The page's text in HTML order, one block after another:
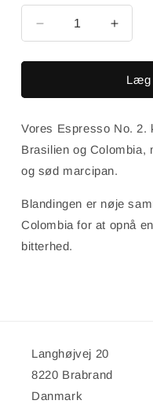
Reducer
antallet
for
№
Øg
antallet
for
№
Læg
Vores Espresso No. 2.
Brasilien og Colombia,
og sød marcipan.
Blandingen er nøje
Colombia for at opnå
bitterhed.
Langhøjvej 20
8220 Brabrand
Danmark